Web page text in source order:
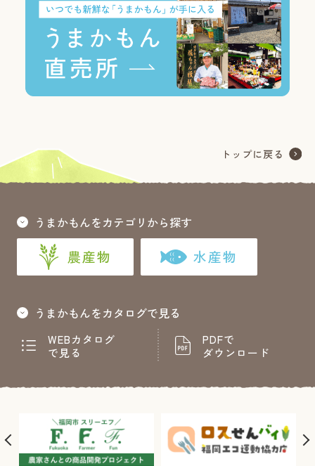
うまかもんをカテゴリから探す
農産物 水産物
うまかもんをカタログで見る
WEBカタログ
で見る
PDFで
ダウンロード